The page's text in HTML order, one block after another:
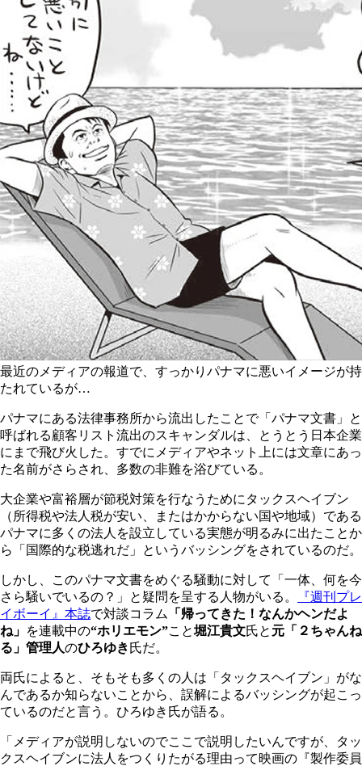
最近のメディアの報道で、すっかりパナマに悪いイメージが持
たれているが…
パナマにある法律事務所から流出したことで「パナマ文書」と
呼ばれる顧客リスト流出のスキャンダルは、とうとう日本企業
にまで飛び火した。すでにメディアやネット上には文章にあっ
た名前がさらされ、多数の非難を浴びている。
大企業や富裕層が節税対策を行なうためにタックスヘイブン
（所得税や法人税が安い、またはかからない国や地域）である
パナマに多くの法人を設立している実態が明るみに出たことか
ら「国際的な税逃れだ」というバッシングをされているのだ。
しかし、このパナマ文書をめぐる騒動に対して「一体、何を今
さら騒いでいるの？」と疑問を呈する人物がいる。
『週刊プレ
イボーイ』本誌で対談コラム
「帰ってきた！なんかヘンだよ
ね」 を連載中の“ホリエモン”こと堀江貴文氏と 元「２ちゃんね
る」管理人のひろゆき氏だ。
両氏によると、そもそも多くの人は「タックスヘイブン」がな
んであるか知らないことから、誤解によるバッシングが起こっ
ているのだと言う。ひろゆき氏が語る。
「メディアが説明しないのでここで説明したいんですが、タッ
クスヘイブンに法人をつくりたがる理由って映画の『製作委員